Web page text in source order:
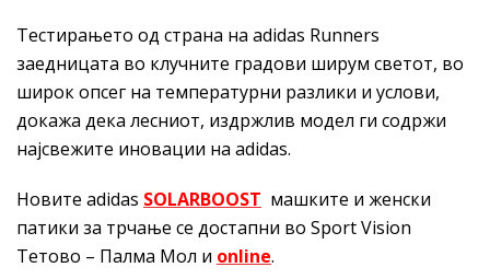
Тестирањето од страна на adidas Runners
заедницата во клучните градови ширум светот, во
широк опсег на температурни разлики и услови,
докажа дека лесниот, издржлив модел ги содржи
најсвежите иновации на adidas.
Новите adidas SOLARBOOST машките и женски
патики за трчање се достапни во Sport Vision
Тетово – Палма Мол и online.